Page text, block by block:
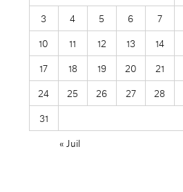
3
4 5 6 7
10
11 12 13 14
17
18 19 20 21
24
25 26 27 28
31
« Juil